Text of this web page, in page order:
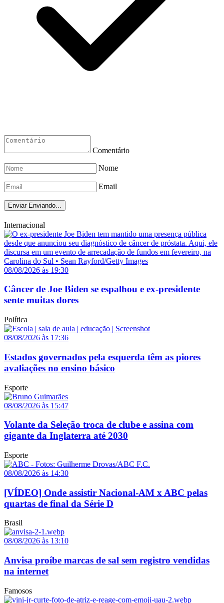
Comentário
Nome
Email
Enviar Enviando...
Internacional
08/08/2026 às 19:30
Câncer de Joe Biden se espalhou e ex-presidente
sente muitas dores
Política
08/08/2026 às 17:36
Estados governados pela esquerda têm as piores
avaliações no ensino básico
Esporte
08/08/2026 às 15:47
Volante da Seleção troca de clube e assina com
gigante da Inglaterra até 2030
Esporte
08/08/2026 às 14:30
[VÍDEO] Onde assistir Nacional-AM x ABC pelas
quartas de final da Série D
Brasil
08/08/2026 às 13:10
Anvisa proíbe marcas de sal sem registro vendidas
na internet
Famosos